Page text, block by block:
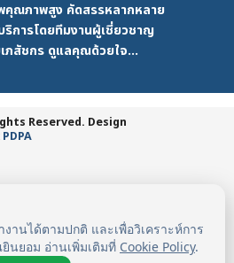
งานได้ตามปกติ และเพื่อวิเคราะห์การ
นยอม อ่านเพิ่มเติมที่ Cookie Policy.
ณภาพสูง คัดสรรหลากหลาย
การโดยทีมงานผู้เชี่ยวชาญ
ภสัชกร ดูแลคุณด้วยใจ...
Reserved. Design
PDPA